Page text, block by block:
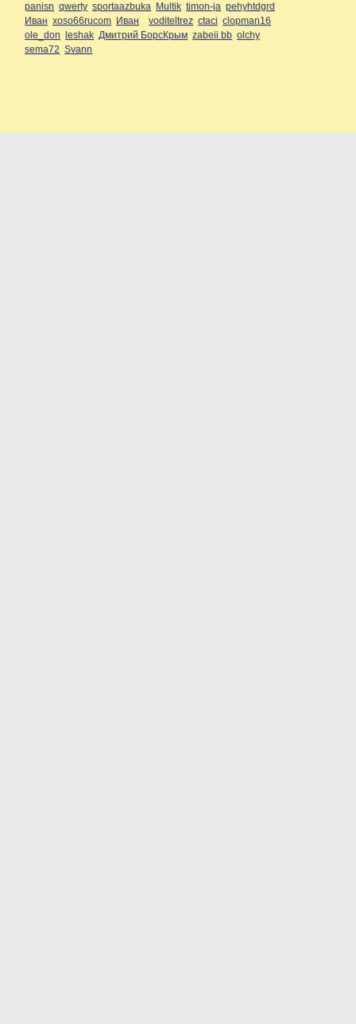
panisn qwerty sportaazbuka Multik timon-ja pehyhtdgrd
Иван xoso66rucom Иван voditeltrez ctaci clopman16
ole_don leshak Дмитрий БорсКрым zabeii bb olchy
sema72 Svann